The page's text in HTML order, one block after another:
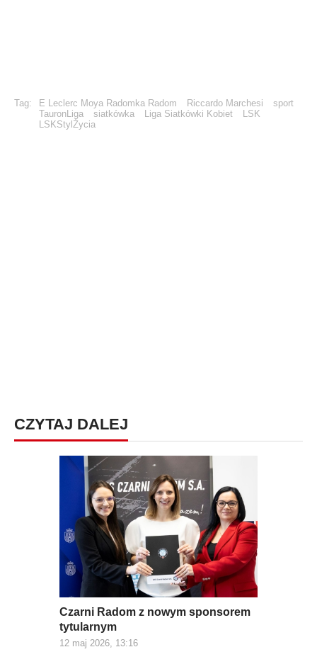
Tag: E Leclerc Moya Radomka Radom Riccardo Marchesi
sport
TauronLiga
siatkówka Liga Siatkówki Kobiet
LSK
LSKStylŻycia
CZYTAJ DALEJ
Czarni Radom z nowym sponsorem
tytularnym
12 maj 2026, 13:16